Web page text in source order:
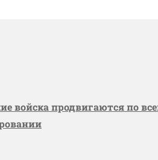
войска продвигаются по